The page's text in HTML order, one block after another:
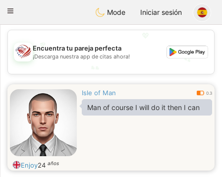
StatesDating
Toggle
Mode Iniciar sesión
💕
Encuentra tu pareja perfecta
¡Descarga nuestra app de citas ahora!
Isle of Man 0.3
Man of course I will do it then I can
Enjoy24 años